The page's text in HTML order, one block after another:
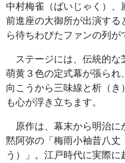
中村梅雀（ばいじゃく）、
前進座の大御所が出演す
ら待ちわびたファンの列が
ステージには、伝統的な
萌黄３色の定式幕が張ら
向こうから三味線と析（き
も心が浮き立ちます。
原作は、幕末から明治に
黙阿弥の「梅雨小袖昔八丈
う）」。江戸時代に実際